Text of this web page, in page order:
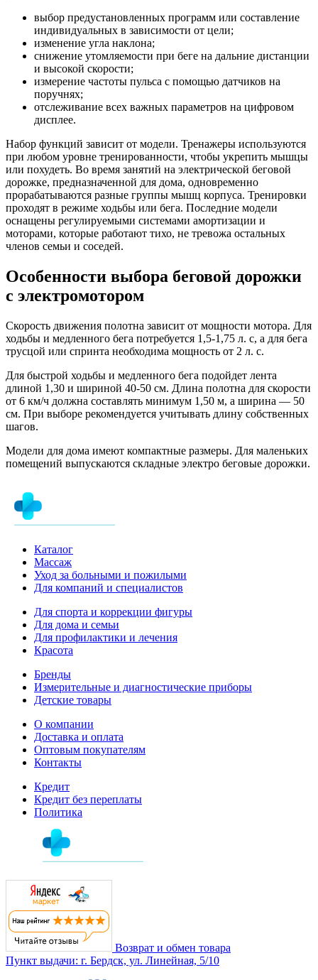
выбор предустановленных программ или составление
индивидуальных в зависимости от цели;
изменение угла наклона;
снижение утомляемости при беге на дальние дистанции
и высокой скорости;
измерение частоты пульса с помощью датчиков на
поручнях;
отслеживание всех важных параметров на цифровом
дисплее.
Набор функций зависит от модели. Тренажеры используются
при любом уровне тренированности, чтобы укрепить мышцы
или похудеть. Во время занятий на электрической беговой
дорожке, предназначенной для дома, одновременно
прорабатываются разные группы мышц корпуса. Тренировки
проходят в режиме ходьбы или бега. Последние модели
оснащены регулируемыми системами амортизации и
моторами, которые работают тихо, не тревожа остальных
членов семьи и соседей.
Особенности выбора беговой дорожки
с электромотором
Скорость движения полотна зависит от мощности мотора. Для
ходьбы и медленного бега потребуется 1,5-1,75 л. с, а для бега
трусцой или спринта необходима мощность от 2 л. с.
Для быстрой ходьбы и медленного бега подойдет лента
длиной 1,30 и шириной 40-50 см. Длина полотна для скорости
от 6 км/ч должна составлять минимум 1,50 м, а ширина — 50
см. При выборе рекомендуется учитывать длину собственных
шагов.
Модели для дома имеют компактные размеры. Для маленьких
помещений выпускаются складные электро беговые дорожки.
Каталог
Массаж
Уход за больными и пожилыми
Для компаний и специалистов
Для спорта и коррекции фигуры
Для дома и семьи
Для профилактики и лечения
Красота
Бренды
Измерительные и диагностические приборы
Детские товары
О компании
Доставка и оплата
Оптовым покупателям
Контакты
Кредит
Кредит без переплаты
Политика
Возврат и обмен товара
Пункт выдачи: г. Бердск, ул. Линейная, 5/10